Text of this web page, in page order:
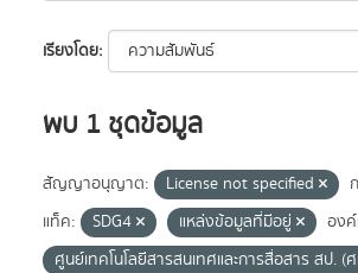
เรียงโดย
พบ 1 ชุดข้อมูล
สัญญาอนุญาต: License not specified
แท็ค:
SDG4 แหล่งข้อมูลที่มีอยู่
อง
ศูนย์เทคโนโลยีสารสนเทศและการสื่อสาร สป. (